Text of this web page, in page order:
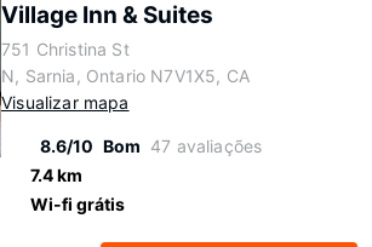
Village Inn & Suites
751 Christina St
N, Sarnia, Ontario N7V1X5, CA
Visualizar mapa
8.6/10 Bom 47 avaliações
7.4 km
Wi-fi grátis